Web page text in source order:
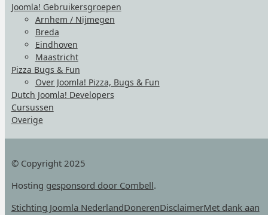
Joomla! Gebruikersgroepen
Arnhem / Nijmegen
Breda
Eindhoven
Maastricht
Pizza Bugs & Fun
Over Joomla! Pizza, Bugs & Fun
Dutch Joomla! Developers
Cursussen
Overige
© Copyright 2025
Hosting gesponsord door Combell.
Stichting Joomla NederlandDonerenDisclaimerMet dank aan